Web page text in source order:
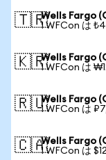
🇹🇷Wells Fargo
1 WFCon は
🇰🇷Wells Fargo
1 WFCon は
🇷🇺Wells Fargo
1 WFCon は
🇨🇦Wells Fargo
1 WFCon は